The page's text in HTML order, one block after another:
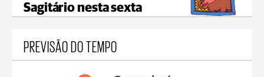
Sagitário nesta sexta
PREVISÃO DO TEMPO